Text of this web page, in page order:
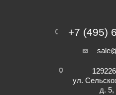
+7 (495)
ул.
д. 5,